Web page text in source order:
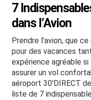
7
dans l’Avion
Prendre l’avion, que
pour des vacances
expérience agréable si
assurer un vol
aéroport 30’DIRECT
liste de 7